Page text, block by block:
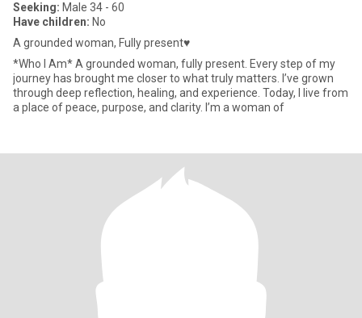
Seeking: Male 34 - 60
Have children: No
A grounded woman, Fully present♥️
*Who I Am* A grounded woman, fully present. Every step of my
journey has brought me closer to what truly matters. I’ve grown
through deep reflection, healing, and experience. Today, I live from
a place of peace, purpose, and clarity. I’m a woman of